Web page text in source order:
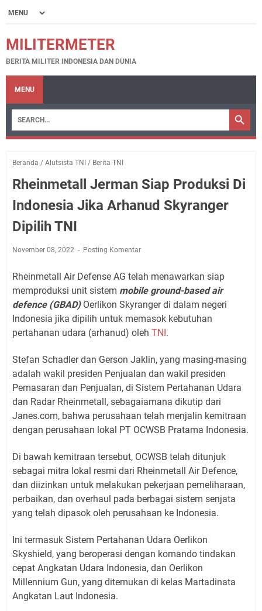
MILITERMETER
BERITA MILITER INDONESIA DAN DUNIA
MENU
Beranda / Alutsista TNI / Berita TNI
Rheinmetall Jerman Siap Produksi Di
Indonesia Jika Arhanud Skyranger
Dipilih TNI
November 08, 2022 Posting Komentar
Rheinmetall Air Defense AG telah menawarkan siap
memproduksi unit sistem mobile ground-based air
defence (GBAD)Oerlikon Skyranger di dalam negeri
Indonesia jika dipilih untuk memasok kebutuhan
pertahanan udara (arhanud) oleh TNI.
Stefan Schadler dan Gerson Jaklin, yang masing-masing
adalah wakil presiden Penjualan dan wakil presiden
Pemasaran dan Penjualan, di Sistem Pertahanan Udara
dan Radar Rheinmetall, sebagaiamana dikutip dari
Janes.com, bahwa perusahaan telah menjalin kemitraan
dengan perusahaan lokal PT OCWSB Pratama Indonesia.
Di bawah kemitraan tersebut, OCWSB telah ditunjuk
sebagai mitra lokal resmi dari Rheinmetall Air Defence,
dan diizinkan untuk melakukan pekerjaan pemeliharaan,
perbaikan, dan overhaul pada berbagai sistem senjata
yang telah dipasok oleh perusahaan ke Indonesia.
Ini termasuk Sistem Pertahanan Udara Oerlikon
Skyshield, yang beroperasi dengan komando tindakan
cepat Angkatan Udara Indonesia, dan Oerlikon
Millennium Gun, yang ditemukan di kelas Martadinata
Angkatan Laut Indonesia.